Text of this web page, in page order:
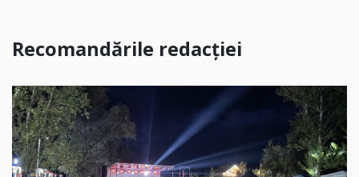
Recomandările redacției